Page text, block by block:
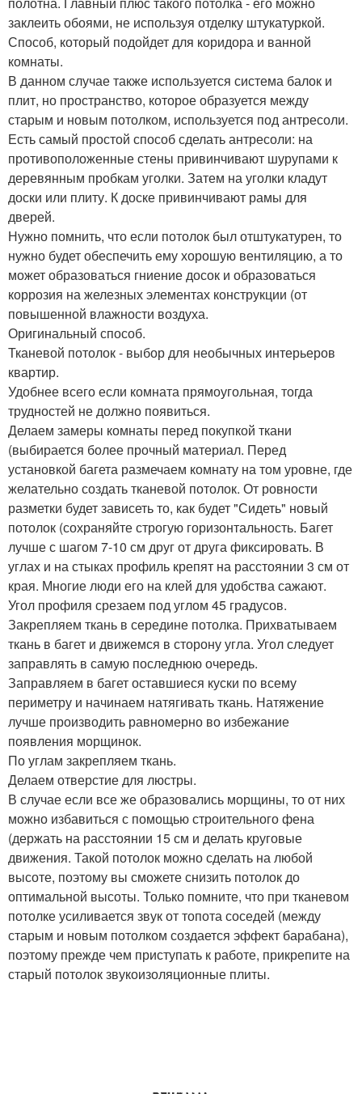
заклеить обоями, не используя отделку штукатуркой.
Способ, который подойдет для коридора и ванной
комнаты.
В данном случае также используется система балок и
плит, но пространство, которое образуется между
старым и новым потолком, используется под антресоли.
Есть самый простой способ сделать антресоли: на
противоположенные стены привинчивают шурупами к
деревянным пробкам уголки. Затем на уголки кладут
доски или плиту. К доске привинчивают рамы для
дверей.
Нужно помнить, что если потолок был отштукатурен, то
нужно будет обеспечить ему хорошую вентиляцию, а то
может образоваться гниение досок и образоваться
коррозия на железных элементах конструкции (от
повышенной влажности воздуха.
Оригинальный способ.
Тканевой потолок - выбор для необычных интерьеров
квартир.
Удобнее всего если комната прямоугольная, тогда
трудностей не должно появиться.
Делаем замеры комнаты перед покупкой ткани
(выбирается более прочный материал. Перед
установкой багета размечаем комнату на том уровне, где
желательно создать тканевой потолок. От ровности
разметки будет зависеть то, как будет "Сидеть" новый
потолок (сохраняйте строгую горизонтальность. Багет
лучше с шагом 7-10 см друг от друга фиксировать. В
углах и на стыках профиль крепят на расстоянии 3 см от
края. Многие люди его на клей для удобства сажают.
Угол профиля срезаем под углом 45 градусов.
Закрепляем ткань в середине потолка. Прихватываем
ткань в багет и движемся в сторону угла. Угол следует
заправлять в самую последнюю очередь.
Заправляем в багет оставшиеся куски по всему
периметру и начинаем натягивать ткань. Натяжение
лучше производить равномерно во избежание
появления морщинок.
По углам закрепляем ткань.
Делаем отверстие для люстры.
В случае если все же образовались морщины, то от них
можно избавиться с помощью строительного фена
(держать на расстоянии 15 см и делать круговые
движения. Такой потолок можно сделать на любой
высоте, поэтому вы сможете снизить потолок до
оптимальной высоты. Только помните, что при тканевом
потолке усиливается звук от топота соседей (между
старым и новым потолком создается эффект барабана),
поэтому прежде чем приступать к работе, прикрепите на
старый потолок звукоизоляционные плиты.